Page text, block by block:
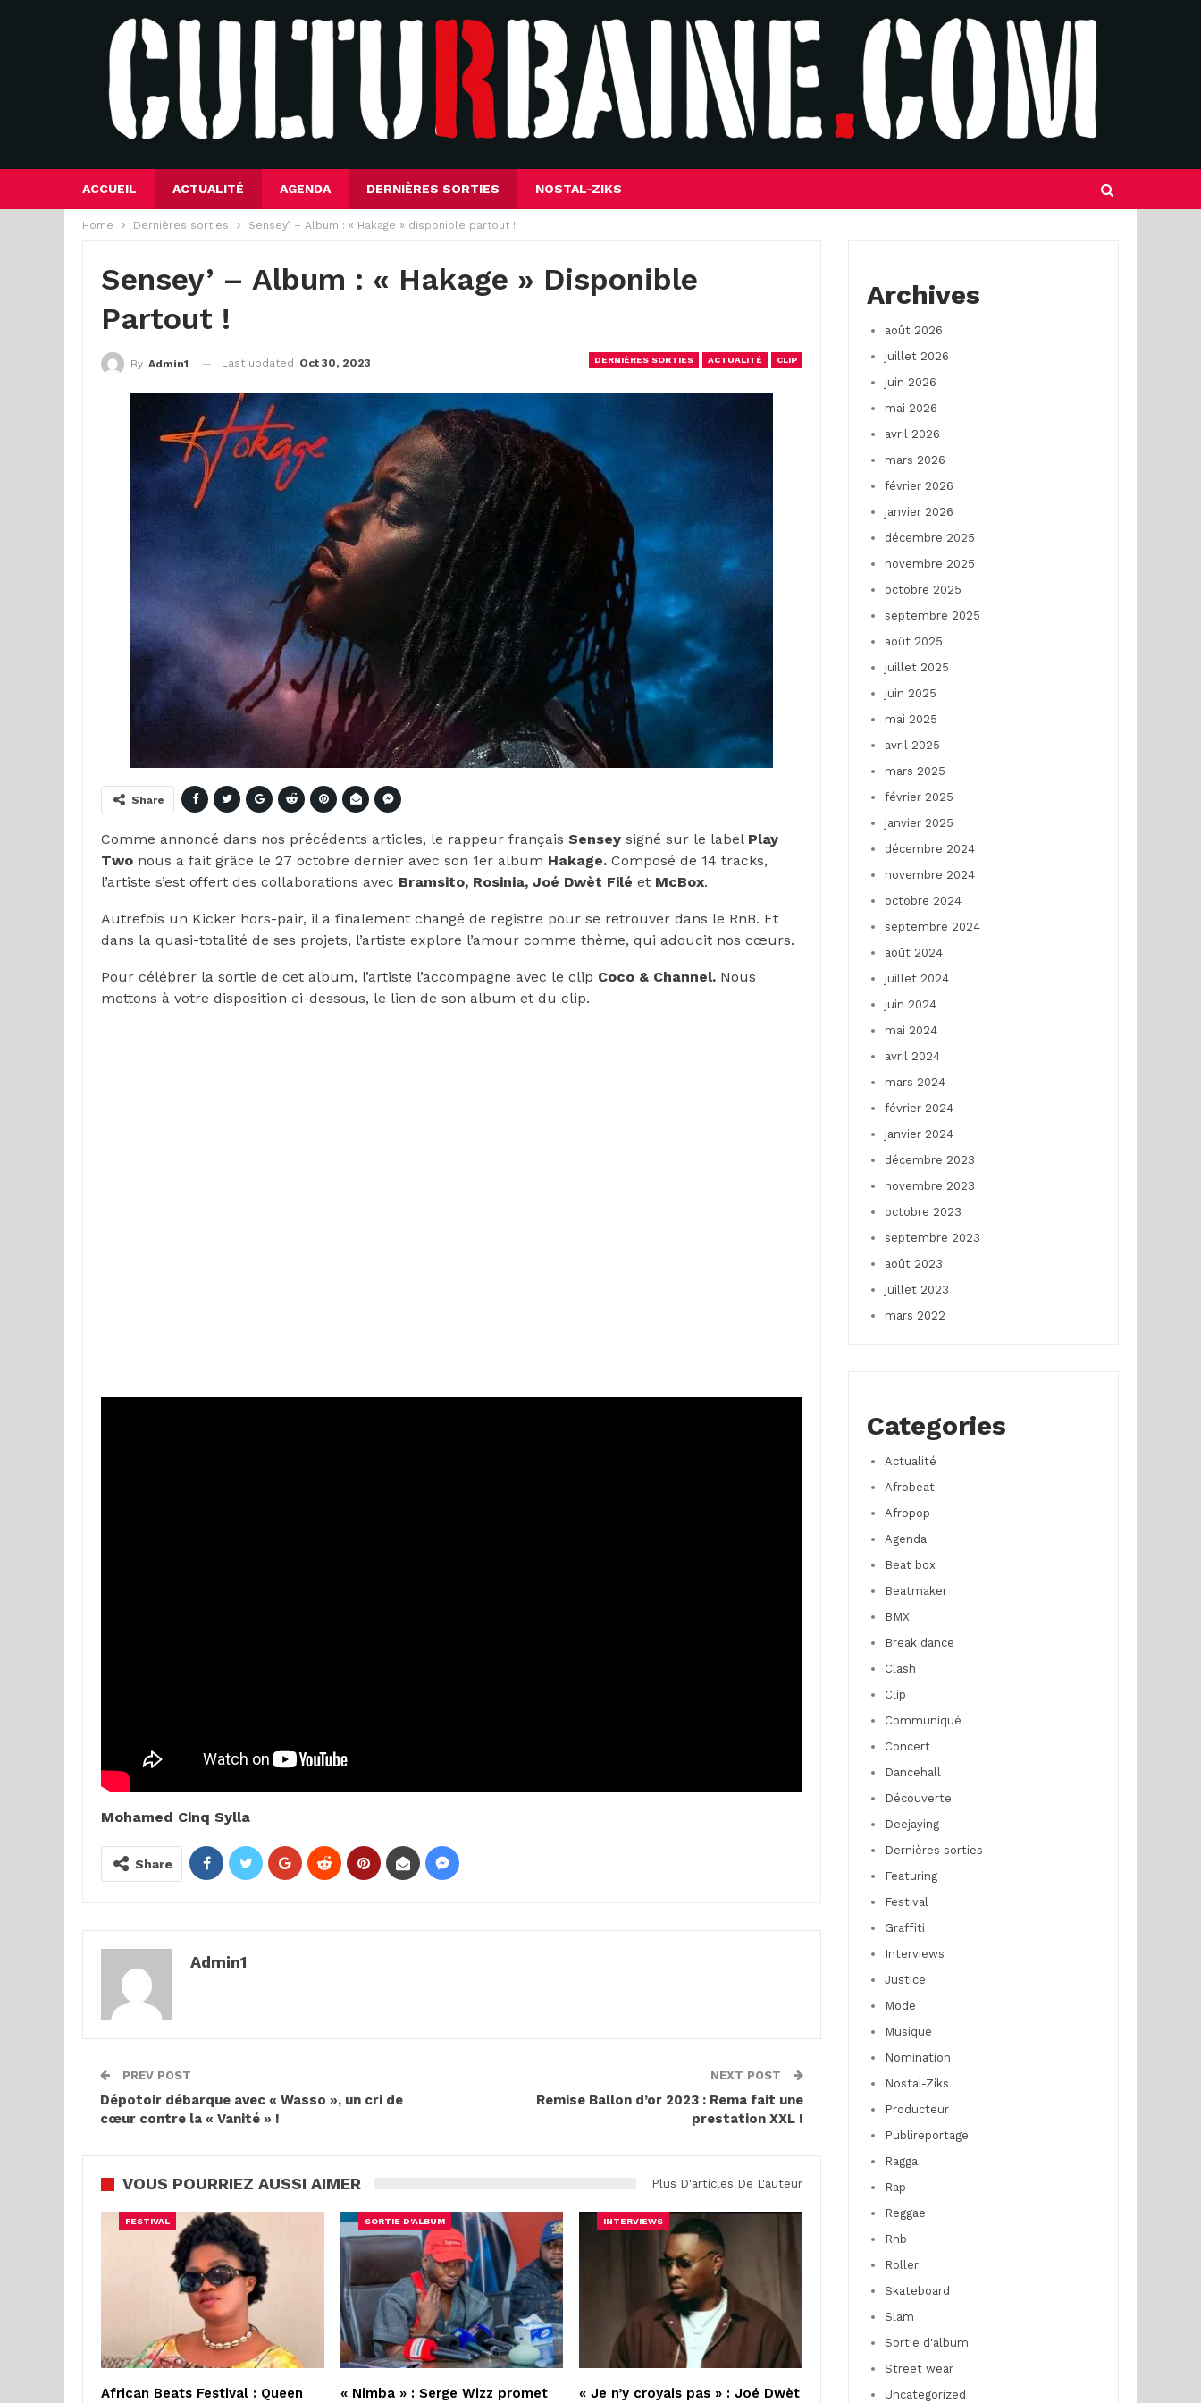
ACCUEIL ACTUALITÉ AGENDA DERNIÈRES SORTIES NOSTAL-ZIKS
Home Dernières sorties Sensey’ – Album : « Hakage » disponible partout !
Sensey’ – Album : « Hakage » Disponible
Partout !
DERNIÈRES SORTIES ACTUALITÉ CLIP
By Admin1 Last updated Oct 30, 2023
Share
Comme annoncé dans nos précédents articles, le rappeur français Sensey signé sur le label Play
Two nous a fait grâce le 27 octobre dernier avec son 1er album Hakage. Composé de 14 tracks,
l’artiste s’est offert des collaborations avec Bramsito, Rosinia, Joé Dwèt Filé et McBox.
Autrefois un Kicker hors-pair, il a finalement changé de registre pour se retrouver dans le RnB. Et
dans la quasi-totalité de ses projets, l’artiste explore l’amour comme thème, qui adoucit nos cœurs.
Pour célébrer la sortie de cet album, l’artiste l’accompagne avec le clip Coco & Channel. Nous
mettons à votre disposition ci-dessous, le lien de son album et du clip.
Mohamed Cinq Sylla
Share
Admin1
PREV POST
Dépotoir débarque avec « Wasso », un cri de
cœur contre la « Vanité » !
NEXT POST
Remise Ballon d’or 2023 : Rema fait une
prestation XXL !
VOUS POURRIEZ AUSSI AIMER Plus D'articles De L'auteur
FESTIVAL
African Beats Festival : Queen
SORTIE D'ALBUM
« Nimba » : Serge Wizz promet
INTERVIEWS
« Je n’y croyais pas » : Joé Dwèt
Archives
août 2026
juillet 2026
juin 2026
mai 2026
avril 2026
mars 2026
février 2026
janvier 2026
décembre 2025
novembre 2025
octobre 2025
septembre 2025
août 2025
juillet 2025
juin 2025
mai 2025
avril 2025
mars 2025
février 2025
janvier 2025
décembre 2024
novembre 2024
octobre 2024
septembre 2024
août 2024
juillet 2024
juin 2024
mai 2024
avril 2024
mars 2024
février 2024
janvier 2024
décembre 2023
novembre 2023
octobre 2023
septembre 2023
août 2023
juillet 2023
mars 2022
Categories
Actualité
Afrobeat
Afropop
Agenda
Beat box
Beatmaker
BMX
Break dance
Clash
Clip
Communiqué
Concert
Dancehall
Découverte
Deejaying
Dernières sorties
Featuring
Festival
Graffiti
Interviews
Justice
Mode
Musique
Nomination
Nostal-Ziks
Producteur
Publireportage
Ragga
Rap
Reggae
Rnb
Roller
Skateboard
Slam
Sortie d'album
Street wear
Uncategorized